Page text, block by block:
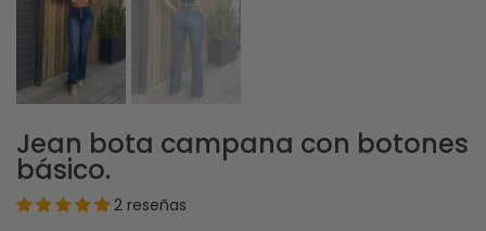
Jean bota campana con botones
básico.
2 reseñas